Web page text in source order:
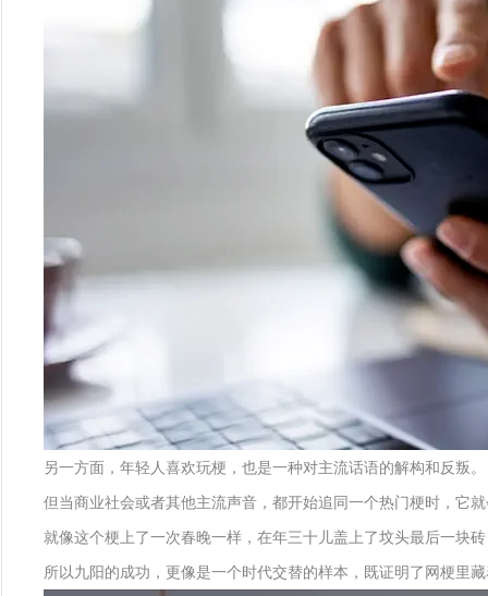
另一方面，年轻人喜欢玩梗，也是一种对主流话语的解构和反叛。
但当商业社会或者其他主流声音，都开始追同一个热门梗时，它
就像这个梗上了一次春晚一样，在年三十儿盖上了坟头最后一块
所以九阳的成功，更像是一个时代交替的样本，既证明了网梗里